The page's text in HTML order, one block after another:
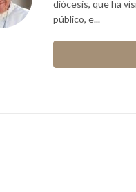
diócesis, que ha
público, e...